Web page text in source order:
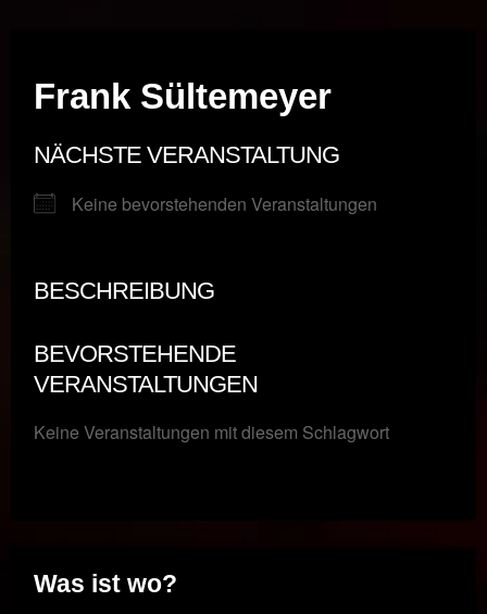
Frank Sültemeyer
NÄCHSTE VERANSTALTUNG
Keine bevorstehenden Veranstaltungen
BESCHREIBUNG
BEVORSTEHENDE
VERANSTALTUNGEN
Keine Veranstaltungen mit diesem Schlagwort
Was ist wo?